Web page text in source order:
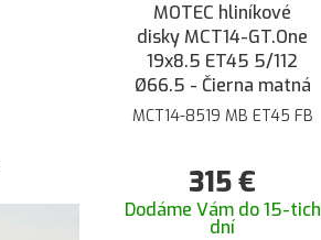
MOTEC hliníkové
disky MCT14-GT.One
19x8.5 ET45 5/112
Ø66.5 - Čierna matná
MCT14-8519 MB ET45 FB
315€
Dodáme Vám do 15-tich
dní